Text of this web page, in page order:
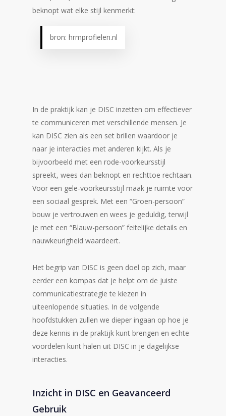
beknopt wat elke stijl kenmerkt:
bron: hrmprofielen.nl
In de praktijk kan je DISC inzetten om effectiever
te communiceren met verschillende mensen. Je
kan DISC zien als een set brillen waardoor je
naar je interacties met anderen kijkt. Als je
bijvoorbeeld met een rode-voorkeursstijl
spreekt, wees dan beknopt en rechttoe rechtaan.
Voor een gele-voorkeursstijl maak je ruimte voor
een sociaal gesprek. Met een “Groen-persoon”
bouw je vertrouwen en wees je geduldig, terwijl
je met een “Blauw-persoon” feitelijke details en
nauwkeurigheid waardeert.
Het begrip van DISC is geen doel op zich, maar
eerder een kompas dat je helpt om de juiste
communicatiestrategie te kiezen in
uiteenlopende situaties. In de volgende
hoofdstukken zullen we dieper ingaan op hoe je
deze kennis in de praktijk kunt brengen en echte
voordelen kunt halen uit DISC in je dagelijkse
interacties.
Inzicht in DISC en Geavanceerd
Gebruik